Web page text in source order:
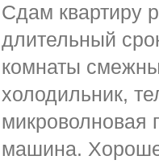
Сдам квартиру
длительный
комнаты
холодильник,
микроволновая
машина.